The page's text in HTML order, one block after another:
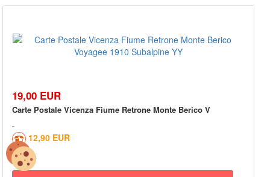
19,00 EUR
Carte Postale Vicenza Fiume Retrone Monte Berico V
12,90 EUR
0